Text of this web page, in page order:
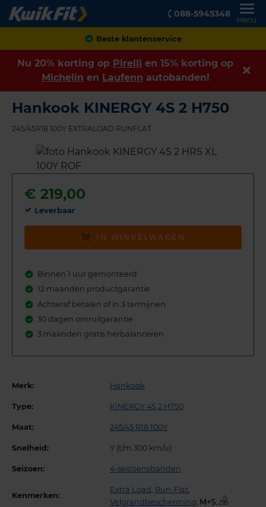
088-5945348
Menu
Achteraf betalen
Nu 20% korting op Pirelli en 15% korting op
Michelin en Laufenn autobanden!
Hankook KINERGY 4S 2 H750
245/45R18 100Y EXTRALOAD RUNFLAT
€ 219,00
Leverbaar
IN WINKELWAGEN
Binnen 1 uur gemonteerd
12 maanden productgarantie
Achteraf betalen of in 3 termijnen
30 dagen omruilgarantie
3 maanden gratis herbalanceren
Merk: Hankook
Type: KINERGY 4S 2 H750
Maat: 245/45 R18 100Y
Snelheid: Y (t/m 300 km/u)
Seizoen: 4-seizoensbanden
Kenmerken:
Extra Load Run-Flat
Velgrandbescherming
,